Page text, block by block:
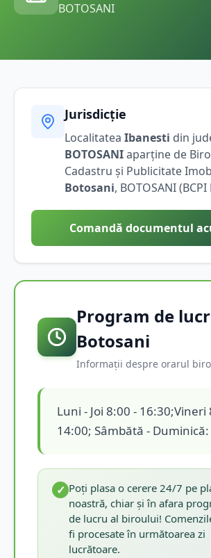
BOTOSANI
Jurisdicție
Localitatea Ibanesti din
BOTOSANIaparține de
Cadastru și Publicitate
Botosani, BOTOSANI(BCPI
Comandă documentul
Program de
Botosani
Informații despre orarul
Luni - Joi 8:00 - 16:30;Vineri
14:00; Sâmbătă -
✓ Poți plasa o cerere 24/7 pe
noastră, chiar și în afara
de lucru al biroului!
fi procesate în următoarea zi
lucrătoare.